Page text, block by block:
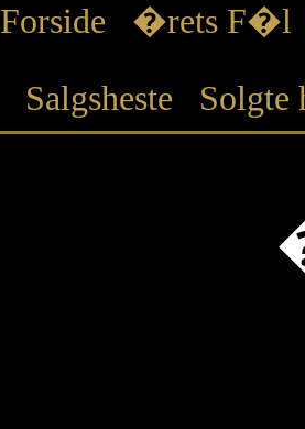
Forside
�rets F�l
Salgsheste
Solgte